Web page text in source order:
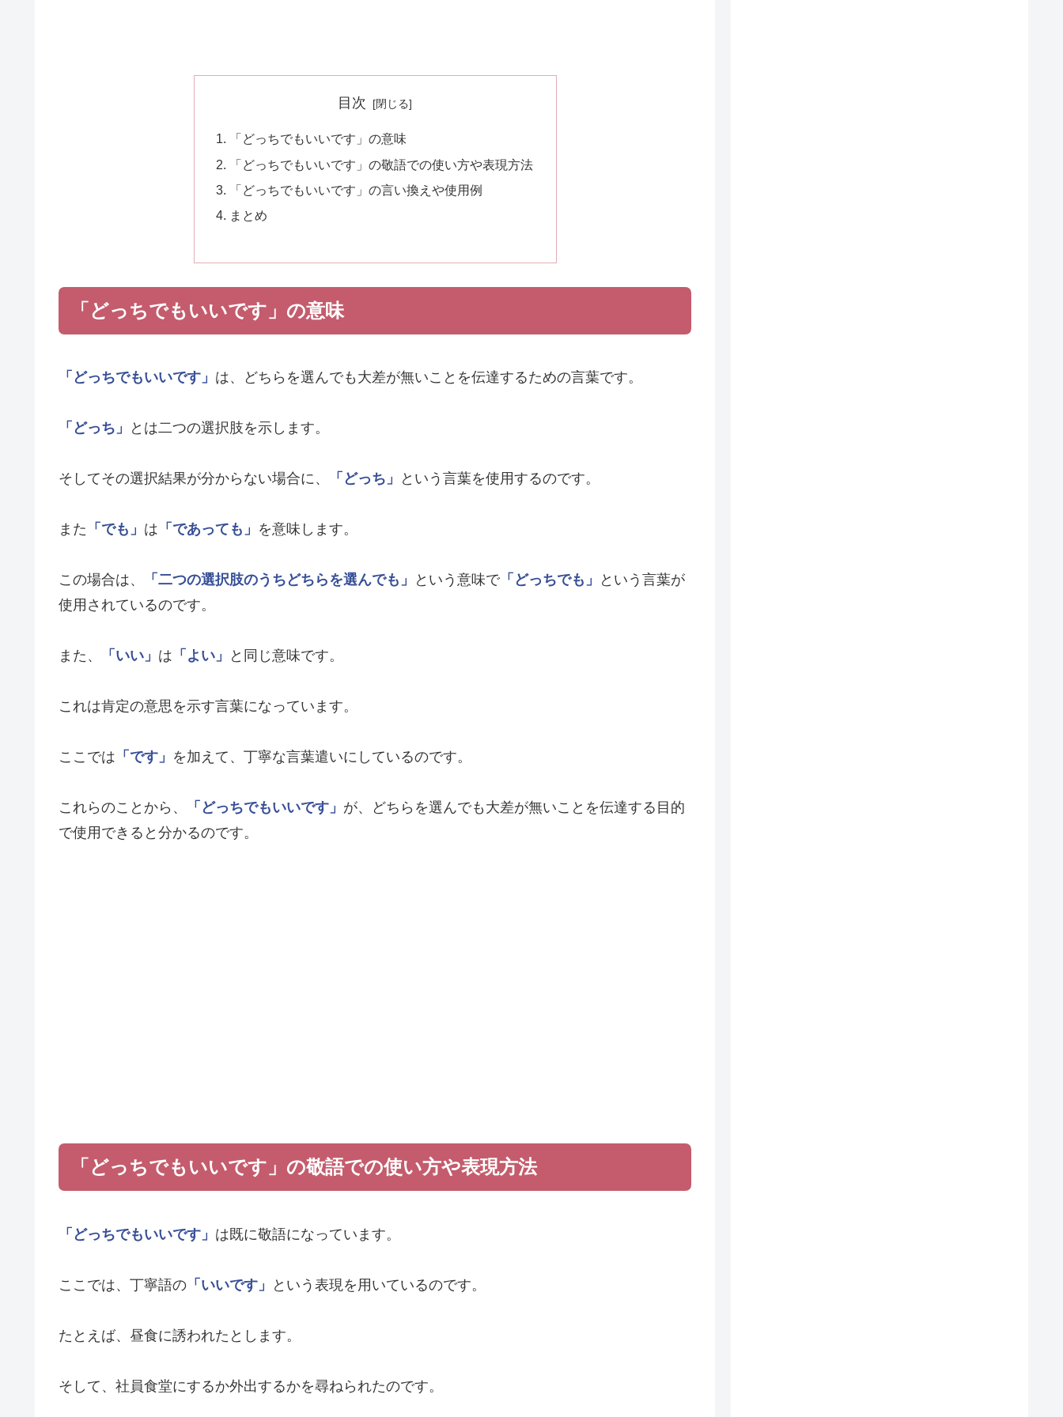
目次
「どっちでもいいです」の意味
「どっちでもいいです」の敬語での使い方や表現方法
「どっちでもいいです」の言い換えや使用例
まとめ
「どっちでもいいです」の意味
「どっちでもいいです」 は、どちらを選んでも大差が無いことを伝達するための言葉です。
「どっち」 とは二つの選択肢を示します。
そしてその選択結果が分からない場合に、 「どっち」 という言葉を使用するのです。
また 「でも」 は 「であっても」 を意味します。
この場合は、 「二つの選択肢のうちどちらを選んでも」 という意味で「どっちでも」
という言葉が
使用されているのです。
また、 「いい」 は 「よい」 と同じ意味です。
これは肯定の意思を示す言葉になっています。
ここでは 「です」 を加えて、丁寧な言葉遣いにしているのです。
これらのことから、 「どっちでもいいです」 が、どちらを選んでも大差が無いことを伝達する目的
で使用できると分かるのです。
「どっちでもいいです」の敬語での使い方や表現方法
「どっちでもいいです」 は既に敬語になっています。
ここでは、丁寧語の 「いいです」 という表現を用いているのです。
たとえば、昼食に誘われたとします。
そして、社員食堂にするか外出するかを尋ねられたのです。